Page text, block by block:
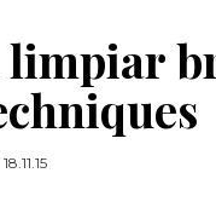
18.11.15